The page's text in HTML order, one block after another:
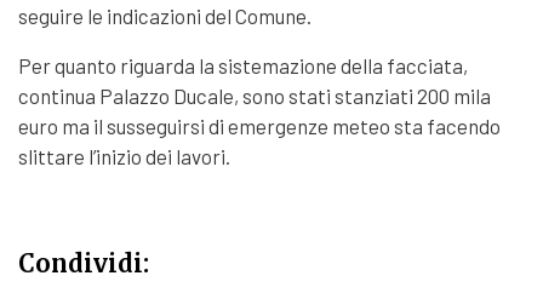
seguire le indicazioni del Comune.
Per quanto riguarda la sistemazione della facciata,
continua Palazzo Ducale, sono stati stanziati 200 mila
euro ma il susseguirsi di emergenze meteo sta facendo
slittare l’inizio dei lavori.
Condividi: